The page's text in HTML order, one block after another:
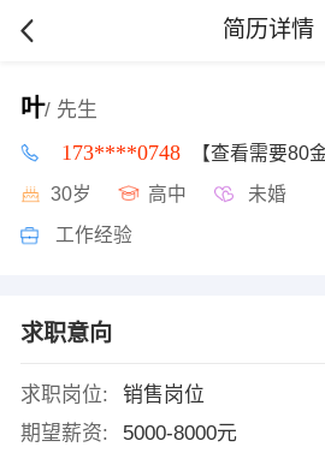
简历详情
叶/ 先生
173****0748 【查看需要80
30岁 高中 未婚
工作经验
求职意向
求职岗位:
销售岗位
期望薪资:
5000-8000元